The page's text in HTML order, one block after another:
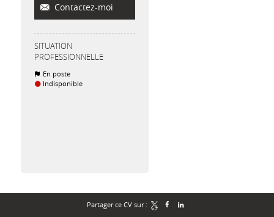
Contactez-moi
SITUATION
PROFESSIONNELLE
En poste
Indisponible
Partager ce CV sur :